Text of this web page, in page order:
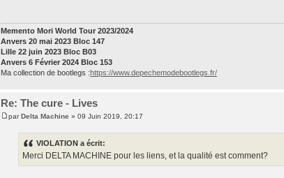
Memento Mori World Tour 2023/2024
Anvers 20 mai 2023 Bloc 147
Lille 22 juin 2023 Bloc B03
Anvers 6 Février 2024 Bloc 153
Ma collection de bootlegs :https://www.depechemodebootlegs.fr/
Re: The cure - Lives
parDelta Machine » 09 Juin 2019, 20:17
VIOLATION a écrit:
Merci DELTA MACHINE pour les liens, et la qualité est comment?